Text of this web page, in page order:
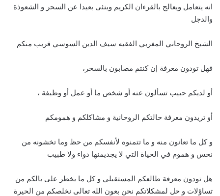
انه يتعامل ويعالج بالقرءان الكريم وينئى بعيدا عن السحر و الشعوذة
والدجل
الشيخ الروحاني المغربي الفقيه سيف الدين السوسي قريب منكم
فهل تودون معرفة إن كنتم مصابون بالسحر،
أو لديكم حبيب تسألون عنه أو شخص ما أو عمل أو وظيفة ،
أو تريدون معرفة حالتكم الروحانية و مشاكلكم و همومكم
و كل ما تعانون منه و ما تتمنوه لأنفسكم من حظ وما تخشونه من
نحس و هموم في الحياة التي لا يجديمنها دواء ولا طبيب
هل تودون معرفة طالعكم المستقبلي و كل ما يخطر على بالكم من
تساؤلات و حل لمشكلاتكم نحن بعون الله تعالى نخلصكم من الحيرة